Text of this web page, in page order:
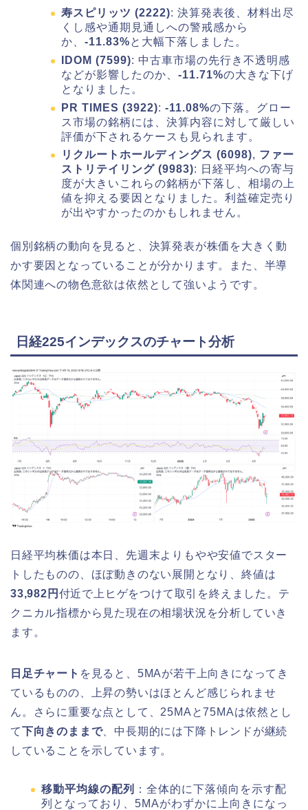
寿スピリッツ (2222): 決算発表後、材料出尽
くし感や通期見通しへの警戒感から
か、 -11.83%と大幅下落しました。
IDOM (7599): 中古車市場の先行き不透明感
などが影響したのか、 -11.71%の大きな下げ
となりました。
PR TIMES (3922): -11.08%の下落。グロー
ス市場の銘柄には、決算内容に対して厳しい
評価が下されるケースも見られます。
リクルートホールディングス (6098), ファー
ストリテイリング (9983): 日経平均への寄与
度が大きいこれらの銘柄が下落し、相場の上
値を抑える要因となりました。利益確定売り
が出やすかったのかもしれません。
個別銘柄の動向を見ると、決算発表が株価を大きく動
かす要因となっていることが分かります。また、半導
体関連への物色意欲は依然として強いようです。
日経225インデックスのチャート分析
日経平均株価は本日、先週末よりもやや安値でスター
トしたものの、ほぼ動きのない展開となり、終値は
33,982円 付近で上ヒゲをつけて取引を終えました。テ
クニカル指標から見た現在の相場状況を分析していき
ます。
日足チャート を見ると、5MAが若干上向きになってき
ているものの、上昇の勢いはほとんど感じられませ
ん。さらに重要な点として、25MAと75MAは依然とし
て下向きのままで、中長期的には下降トレンドが継続
していることを示しています。
移動平均線の配列
：全体的に下落傾向を示す配
列となっており、5MAがわずかに上向きになっ